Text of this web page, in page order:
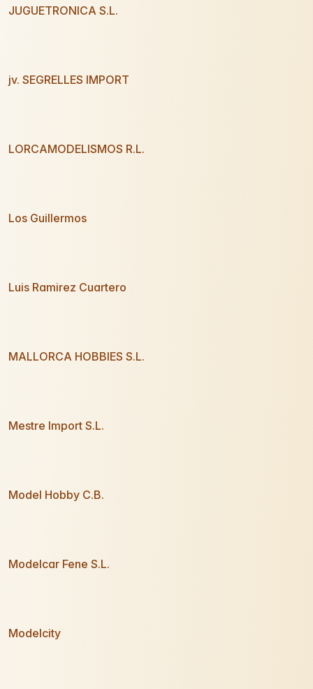
JUGUETRONICA S.L.
jv. SEGRELLES IMPORT
LORCAMODELISMOS R.L.
Los Guillermos
Luis Ramirez Cuartero
MALLORCA HOBBIES S.L.
Mestre Import S.L.
Model Hobby C.B.
Modelcar Fene S.L.
Modelcity